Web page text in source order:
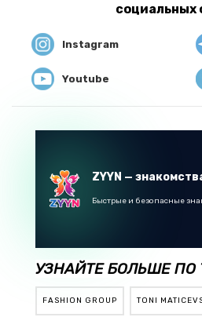
социальных
Instagram
Youtube
УЗНАЙТЕ БОЛЬШЕ ПО
FASHION GROUP TONI